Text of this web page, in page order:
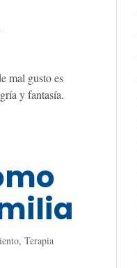
mal gusto es
y fantasía.
,Terapia